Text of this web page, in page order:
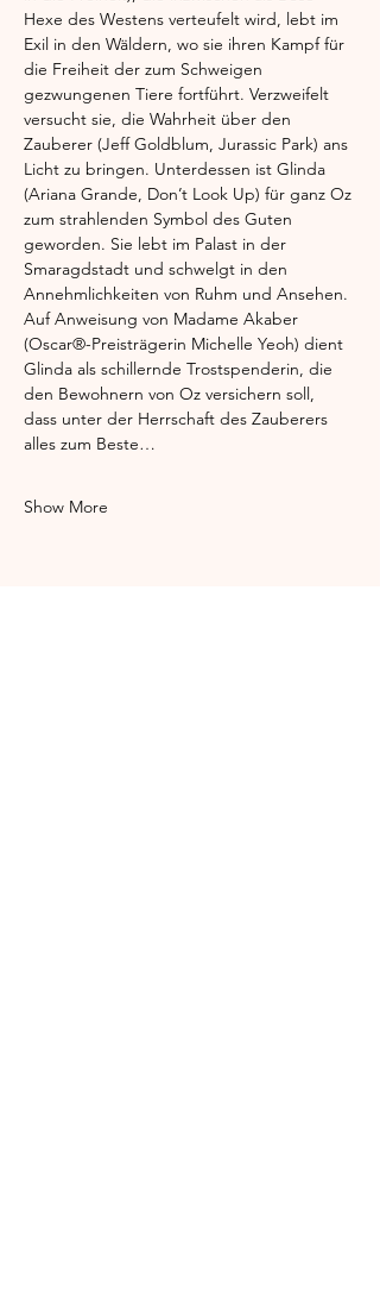
Hexe des Westens verteufelt wird, lebt im
Exil in den Wäldern, wo sie ihren Kampf für
die Freiheit der zum Schweigen
gezwungenen Tiere fortführt. Verzweifelt
versucht sie, die Wahrheit über den
Zauberer (Jeff Goldblum, Jurassic Park) ans
Licht zu bringen. Unterdessen ist Glinda
(Ariana Grande, Don’t Look Up) für ganz Oz
zum strahlenden Symbol des Guten
geworden. Sie lebt im Palast in der
Smaragdstadt und schwelgt in den
Annehmlichkeiten von Ruhm und Ansehen.
Auf Anweisung von Madame Akaber
(Oscar®-Preisträgerin Michelle Yeoh) dient
Glinda als schillernde Trostspenderin, die
den Bewohnern von Oz versichern soll,
dass unter der Herrschaft des Zauberers
alles zum Beste…
Show More